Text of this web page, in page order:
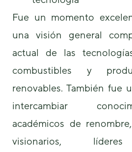
Fue un momento
una visión general
actual de las
combustibles y
renovables. También fue
intercambiar
académicos de
visionarios, líderes